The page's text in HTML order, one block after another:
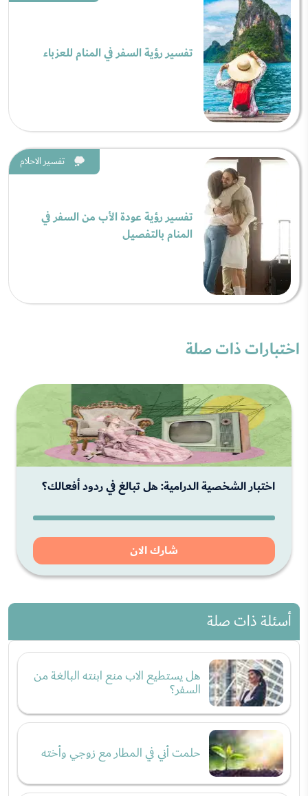
تفسير رؤية السفر في المنام للعزباء
تفسير الاحلام
تفسير رؤية عودة الأب من السفر في
المنام بالتفصيل
اختبارات ذات صلة
اختبار الشخصية الدرامية: هل تبالغ في ردود أفعالك؟
شارك الان
أسئلة ذات صلة
هل يستطيع الاب منع ابنته البالغة من
السفر؟
حلمت أني في المطار مع زوجي وأخته